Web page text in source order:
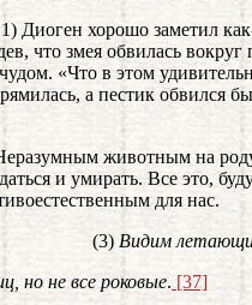
Диоген хорошо заметил
что змея обвилась
«Что в этом
а пестик обвился
животным на
и умирать. Все это,
для нас.
(3) Видим
но не все роковые. [37]